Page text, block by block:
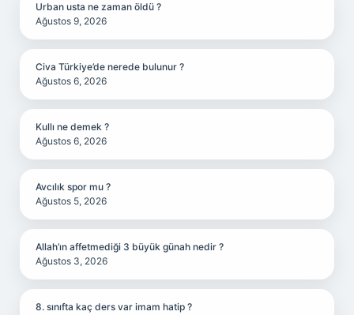
Urban usta ne zaman öldü ?
Ağustos 9, 2026
Civa Türkiye’de nerede bulunur ?
Ağustos 6, 2026
Kullı ne demek ?
Ağustos 6, 2026
Avcılık spor mu ?
Ağustos 5, 2026
Allah’ın affetmediği 3 büyük günah nedir ?
Ağustos 3, 2026
8. sınıfta kaç ders var imam hatip ?